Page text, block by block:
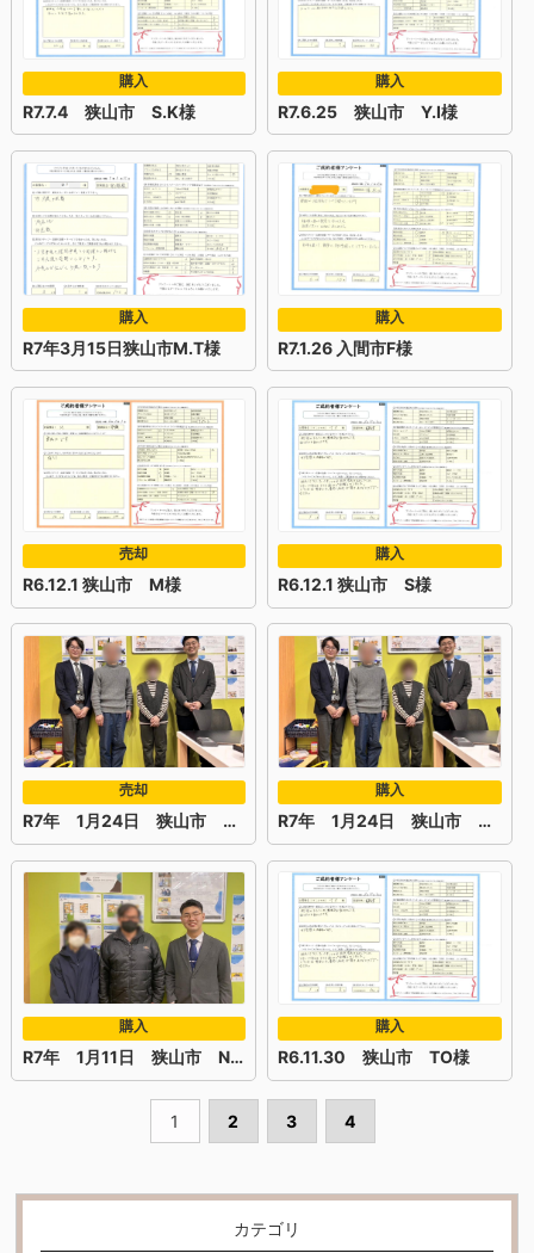
購入
R7.7.4 狭山市 S.K様
購入
R7.6.25 狭山市 Y.I様
購入
R7年3月15日狭山市M.T様
購入
R7.1.26 入間市F様
売却
R6.12.1 狭山市 M様
購入
R6.12.1 狭山市 S様
売却
R7年 1月24日 狭山市 H様
購入
R7年 1月24日 狭山市 E様
購入
R7年 1月11日 狭山市 N様
購入
R6.11.30 狭山市 TO様
1 2 3 4
カテゴリ